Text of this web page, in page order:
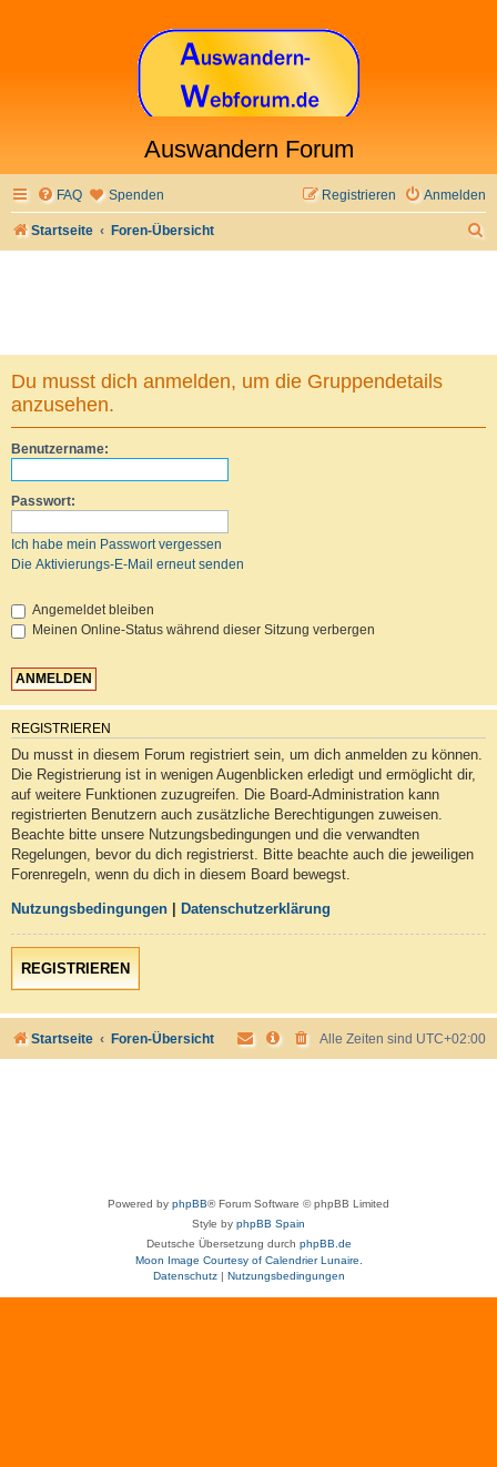
Auswandern Forum
FAQ Spenden Anmelden
Registrieren
Startseite Foren-Übersicht
Du musst dich anmelden, um die Gruppendetails
anzusehen.
Benutzername:
Passwort:
Ich habe mein Passwort vergessen
Die Aktivierungs-E-Mail erneut senden
Angemeldet bleiben
Meinen Online-Status während dieser Sitzung verbergen
REGISTRIEREN
Du musst in diesem Forum registriert sein, um dich anmelden zu können.
Die Registrierung ist in wenigen Augenblicken erledigt und ermöglicht dir,
auf weitere Funktionen zuzugreifen. Die Board-Administration kann
registrierten Benutzern auch zusätzliche Berechtigungen zuweisen.
Beachte bitte unsere Nutzungsbedingungen und die verwandten
Regelungen, bevor du dich registrierst. Bitte beachte auch die jeweiligen
Forenregeln, wenn du dich in diesem Board bewegst.
Nutzungsbedingungen Datenschutzerklärung
REGISTRIEREN
Startseite Foren-Übersicht Alle Zeiten sind UTC+02:00
Powered by phpBB® Forum Software © phpBB Limited
Style by phpBB Spain
Deutsche Übersetzung durch phpBB.de
Moon Image Courtesy of Calendrier Lunaire.
Datenschutz| Nutzungsbedingungen